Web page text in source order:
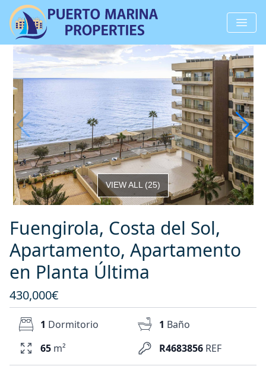
VIEW ALL(25)
Fuengirola, Costa del Sol,
Apartamento, Apartamento
en Planta Última
430,000€
R4683856 REF
1 Dormitorio 1 Baño
65 m²